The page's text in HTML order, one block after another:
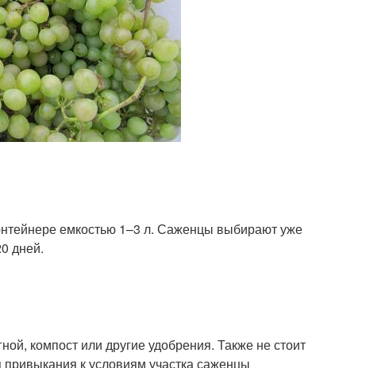
емкостью 1–3 л. Саженцы выбирают уже
дней.
компост или другие удобрения. Также не стоит
к условиям участка саженцы